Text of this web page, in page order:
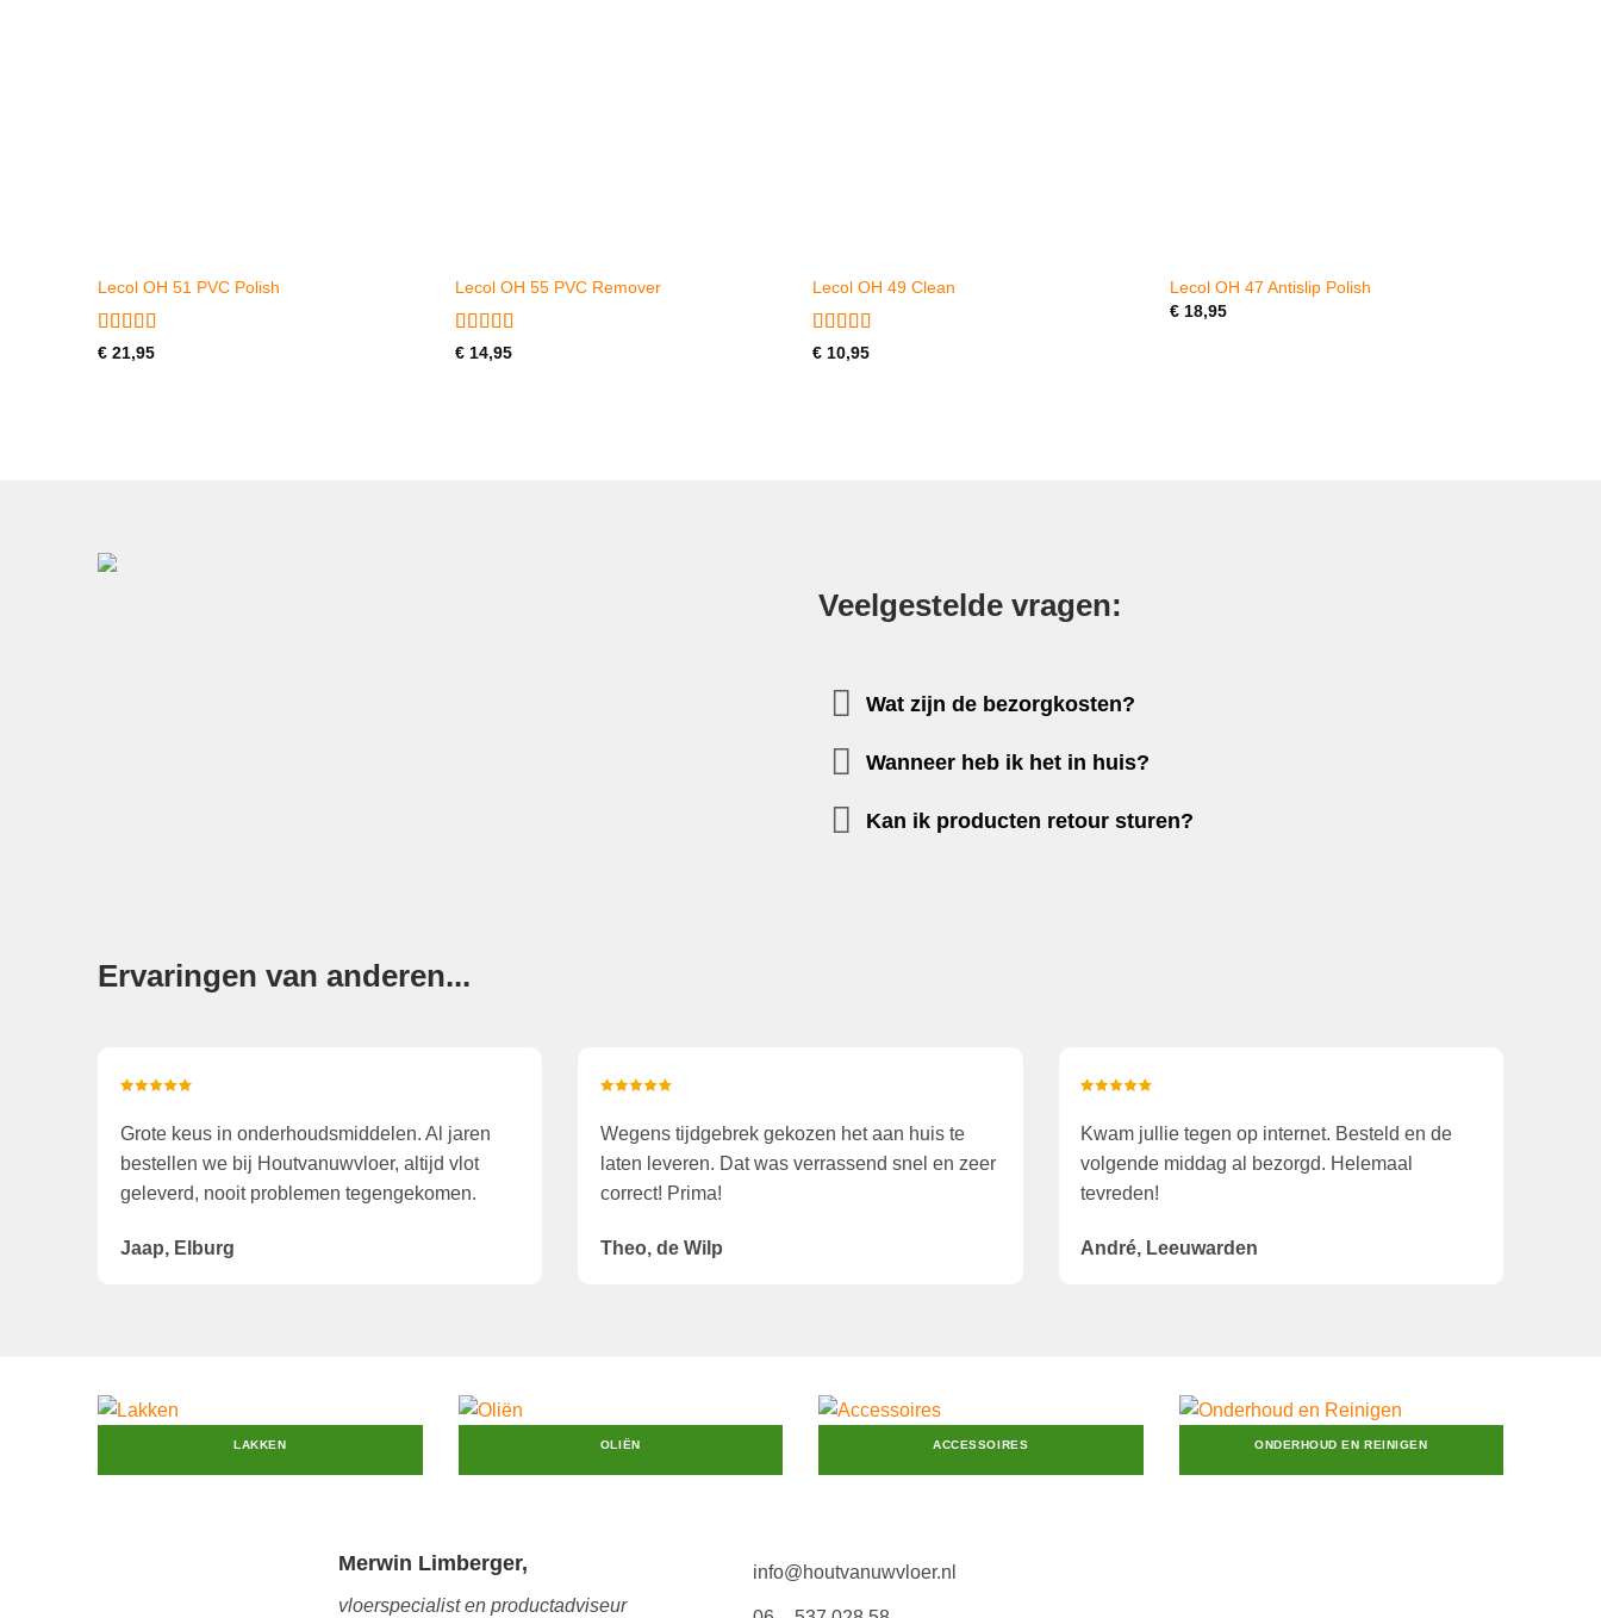
Lecol OH 51 PVC Polish
Gewaardeerd
€21,95
Lecol OH 55 PVC Remover
Gewaardeerd
€14,95
Lecol OH 49 Clean
Gewaardeerd
€10,95
Lecol OH 47 Antislip Polish
€18,95
Veelgestelde vragen:
Wat zijn de bezorgkosten?
Wanneer heb ik het in huis?
Kan ik producten retour sturen?
Ervaringen van anderen...
Grote keus in onderhoudsmiddelen. Al jaren
bestellen we bij Houtvanuwvloer, altijd vlot
geleverd, nooit problemen tegengekomen.
Jaap, Elburg
Wegens tijdgebrek gekozen het aan huis te
laten leveren. Dat was verrassend snel en zeer
correct! Prima!
Theo, de Wilp
Kwam jullie tegen op internet. Besteld en de
volgende middag al bezorgd. Helemaal
tevreden!
André, Leeuwarden
LAKKEN OLIËN ACCESSOIRES ONDERHOUD EN REINIGEN
Merwin Limberger,
vloerspecialist en productadviseur
info@houtvanuwvloer.nl